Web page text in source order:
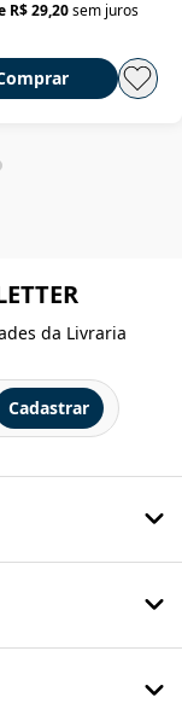
R$ 29,20 sem juros
da Livraria
Cadastrar